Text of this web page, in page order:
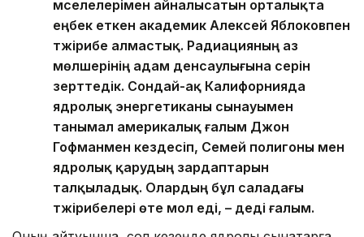
мәселелерімен айналысатын орталықта
еңбек еткен академик Алексей Яблоковпен
тәжірибе алмастық. Радиацияның аз
мөлшерінің адам денсаулығына әсерін
зерттедік. Сондай-ақ Калифорнияда
ядролық энергетиканы сынауымен
танымал америкалық ғалым Джон
Гофманмен кездесіп, Семей полигоны мен
ядролық қарудың зардаптарын
талқыладық. Олардың бұл саладағы
тәжірибелері өте мол еді, – деді ғалым.